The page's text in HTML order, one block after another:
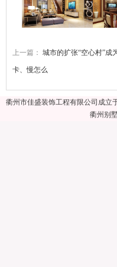
上一篇： 城市的扩张“空心村”成
卡、慢怎么
衢州市佳盛装饰工程有限公司成立
衢州别